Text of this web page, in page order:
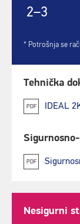
2–3
* Potrošnja se
Tehnička
PDF IDEAL
PDF
Nesigurni